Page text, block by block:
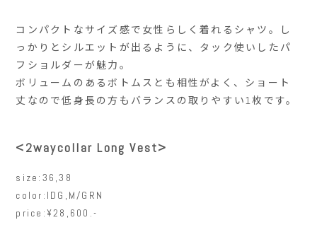
コンパクトなサイズ感で女性らしく着れるシャツ。し
っかりとシルエットが出るように、タック使いしたパ
フショルダーが魅力。
ボリュームのあるボトムスとも相性がよく、ショート
丈なので低身長の方もバランスの取りやすい1枚です。
<2waycollar Long Vest>
size:36,38
color:IDG,M/GRN
price:¥28,600.-